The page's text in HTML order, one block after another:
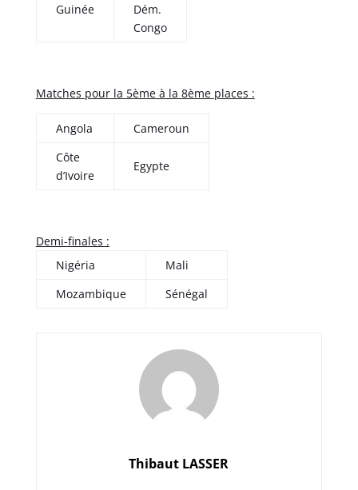
Guinée
Dém.
Congo
Matches pour la 5ème à la 8ème places :
Angola
Cameroun
Côte
d’Ivoire
Egypte
Demi-finales :
Nigéria
Mali
Mozambique
Sénégal
Thibaut LASSER